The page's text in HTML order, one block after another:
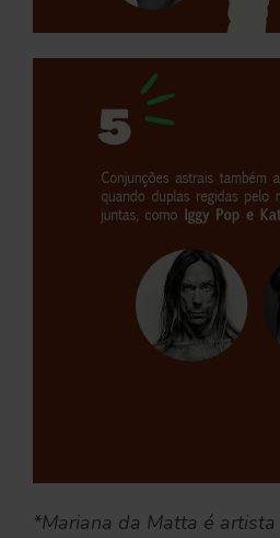
*Mariana da Matta é